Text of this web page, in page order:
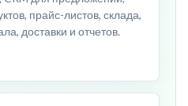
прайс-листов, склада,
доставки и отчетов.